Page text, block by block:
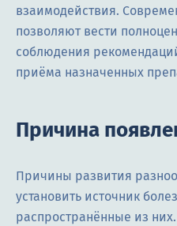
взаимодействия.
позволяют вести
соблюдения
приёма назначенных
Причина
Причины развития
установить источник
распространённые из них.